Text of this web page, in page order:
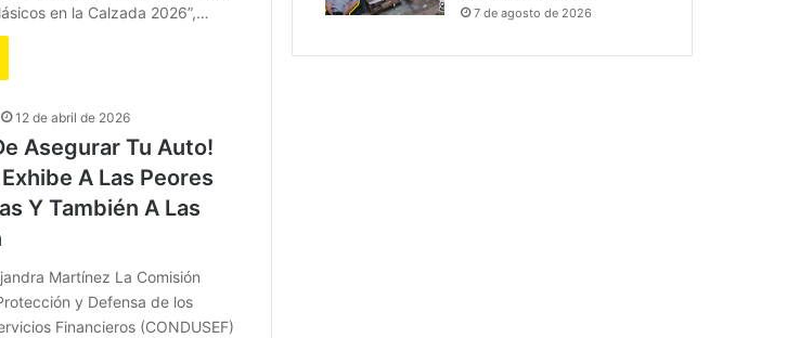
en la Calzada 2026”,…
12 de abril de 2026
Asegurar Tu Auto!
A Las Peores
Y También A Las
Martínez La Comisión
y Defensa de los
Financieros (CONDUSEF)
7 de agosto de 2026